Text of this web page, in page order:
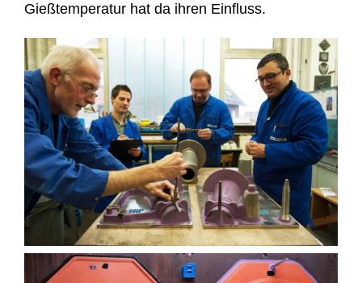
Gießtemperatur hat da ihren Einfluss.